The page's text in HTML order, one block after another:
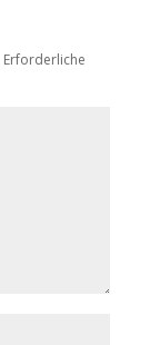
Erforderliche